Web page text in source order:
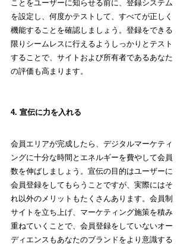
ことをユーザーに知らせる前に、登録システム
を設定し、何度かテストして、すべてが正しく
機能することを確認しましょう。登録をできる
限りシームレスに行えるようしっかりとテスト
することで、サイトおよび所有者であるあなた
の評価も高まります。
4. 宣伝に力を入れる
会員エリアが完成したら、デジタルマーケティ
ングに十分な時間とエネルギーを費やして会員
数を伸ばしましょう。宣伝の目的はユーザーに
会員登録をしてもらうことですが、実際にはそ
れ以外のメリットもたくさんあります。会員制
サイトを立ち上げ、マーケティング施策を積み
重ねていくことで、会員登録をしていないオー
ディエンスもあなたのブランドをより意識する